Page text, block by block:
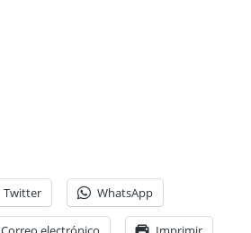
Twitter WhatsApp